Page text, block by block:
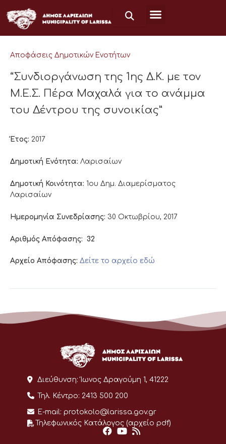
στο
περιεχόμενο
Αποφάσεις Δημοτικών Ενοτήτων
“Συνδιοργάνωση της 1ης Δ.Κ. με τον
Μ.Ε.Σ. Πέρα Μαχαλά για τo ανάμμα
του Δέντρου της συνοικίας”
Έτος: 2017
Δημοτική Ενότητα: Λαρισαίων
Δημοτική Κοινότητα: 1ου Δημ. Διαμερίσματος
Λαρισαίων
Ημερομηνία Συνεδρίασης: 30 Οκτωβρίου, 2017
Αριθμός Απόφασης: 32
Αρχείο Απόφασης: Δείτε το αρχείο εδώ
Διεύθυνση: Ίωνος Δραγούμη 1, 41222
Τηλ. Κέντρο: 2413 500 200
E-mail: protokolo@larissa.gov.gr
Τηλεφωνικός Κατάλογος (αρχείο pdf)